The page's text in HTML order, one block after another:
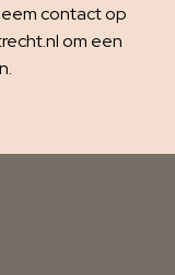
contact op
om een